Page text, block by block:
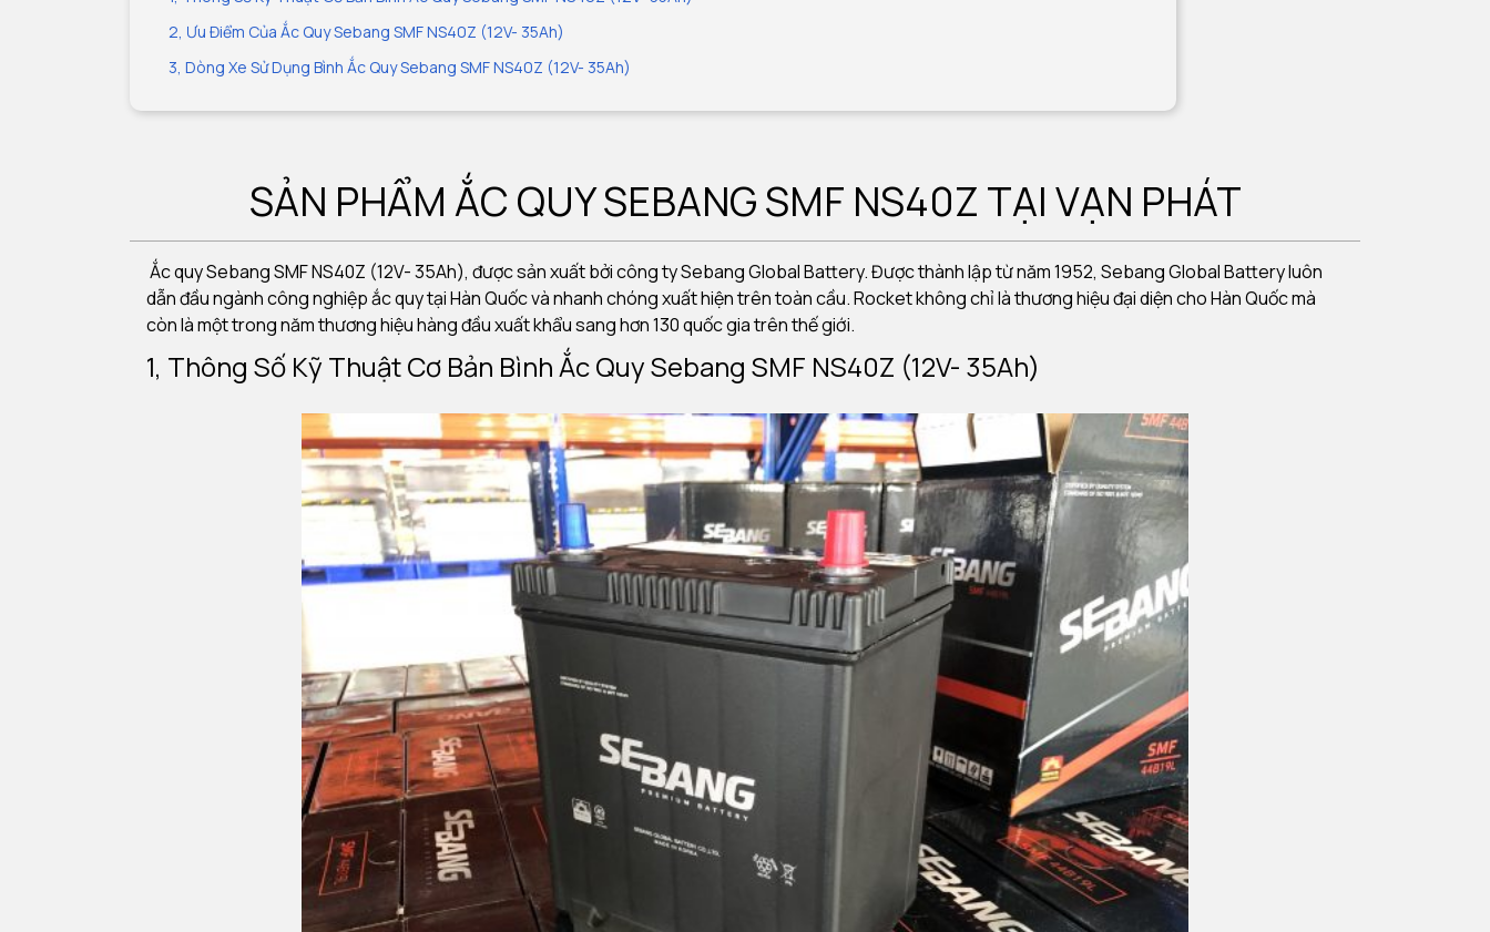
2, Ưu Điểm Của Ắc Quy Sebang SMF NS40Z (12V- 35Ah)
3, Dòng Xe Sử Dụng Bình Ắc Quy Sebang SMF NS40Z (12V- 35Ah)
SẢN PHẨM ẮC QUY SEBANG SMF NS40Z TẠI VẠN PHÁT
Ắc quy Sebang SMF NS40Z (12V- 35Ah), được sản xuất bởi công ty Sebang Global Battery. Được thành lập từ năm 1952, Sebang Global Battery luôn
dẫn đầu ngành công nghiệp ắc quy tại Hàn Quốc và nhanh chóng xuất hiện trên toàn cầu. Rocket không chỉ là thương hiệu đại diện cho Hàn Quốc mà
còn là một trong năm thương hiệu hàng đầu xuất khẩu sang hơn 130 quốc gia trên thế giới.
1, Thông Số Kỹ Thuật Cơ Bản Bình Ắc Quy Sebang SMF NS40Z (12V- 35Ah)